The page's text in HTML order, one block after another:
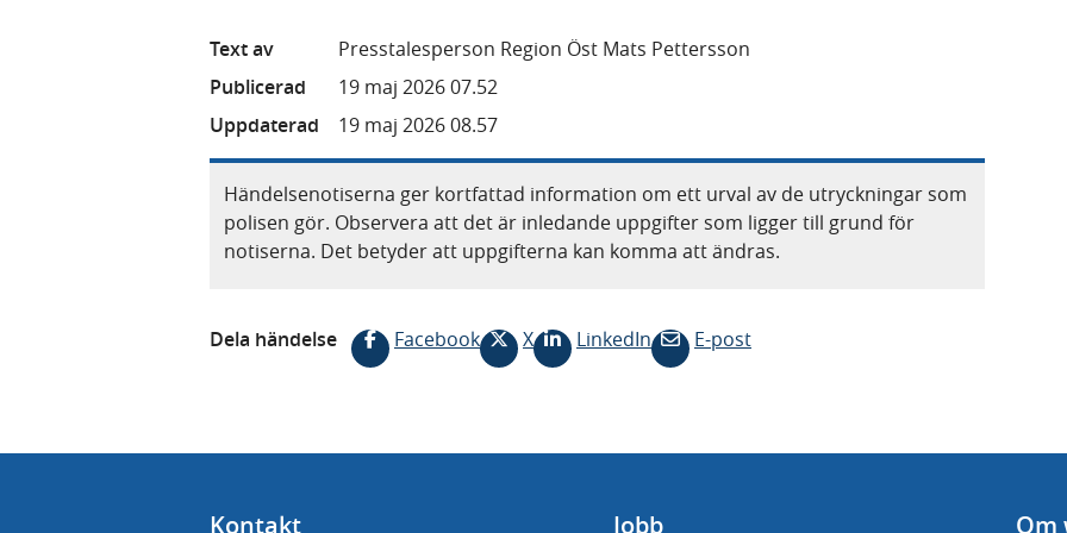
Text av
Presstalesperson Region Öst Mats Pettersson
Publicerad
19 maj 2026 07.52
Uppdaterad
19 maj 2026 08.57
Händelsenotiserna ger kortfattad information om ett urval av de utryckningar som
polisen gör. Observera att det är inledande uppgifter som ligger till grund för
notiserna. Det betyder att uppgifterna kan komma att ändras.
Dela händelse Facebook X LinkedIn E-post
Kontakt Jobb Om